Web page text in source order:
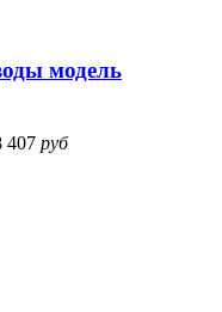
модель
407 руб